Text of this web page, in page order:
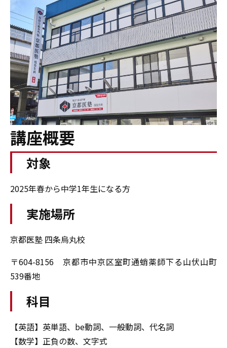
講座概要
対象
2025年春から中学1年生になる方
実施場所
京都医塾 四条烏丸校
〒604-8156 京都市中京区室町通蛸薬師下る山伏山町
539番地
科目
【英語】英単語、be動詞、一般動詞、代名詞
【数学】正負の数、文字式